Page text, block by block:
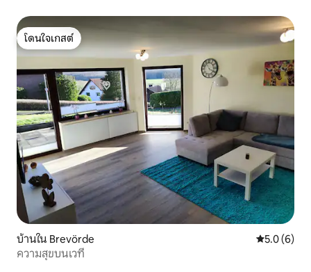
โดนใจเกสต์
โดนใจเกสต์
บ้านใน Brevörde คะแนนเฉลี่
5.0 (6)
ความสุขบนเวที